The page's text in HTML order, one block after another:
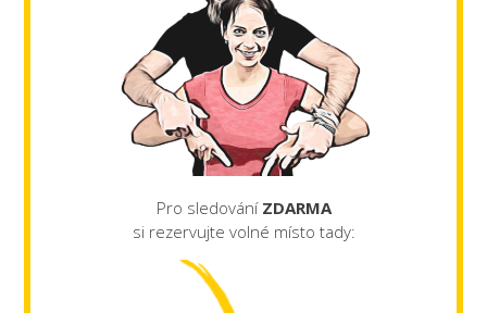
Pro sledování ZDARMA
si rezervujte volné místo tady: